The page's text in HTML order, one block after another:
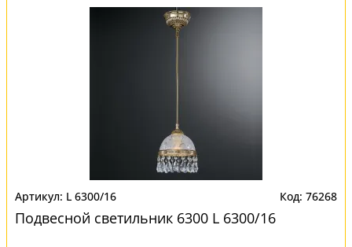
L 6300/16 76268
Подвесной светильник 6300 L 6300/16